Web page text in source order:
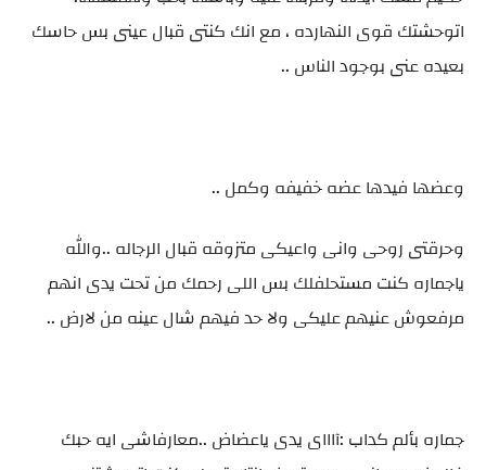
اتوحشتك قوى النهارده ، مع انك كنتى قبال عينى بس حاسك
بعيده عنى بوجود الناس ..
وعضها فيدها عضه خفيفه وكمل ..
وحرقتى روحى وانى واعيكى متزوقه قبال الرجاله ..والله
ياجماره كنت مستحلفلك بس اللى رحمك من تحت يدى انهم
مرفعوش عنيهم عليكى ولا حد فيهم شال عينه من لارض ..
جماره بألم كداب :آاااى يدى ياعضاض ..معارفاشى ايه حبك